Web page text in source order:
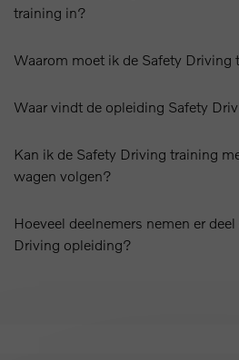
training in?
Waarom moet ik de Safety Driving
Waar vindt de opleiding Safety
Kan ik de Safety Driving training
wagen volgen?
Hoeveel deelnemers nemen er
Driving opleiding?